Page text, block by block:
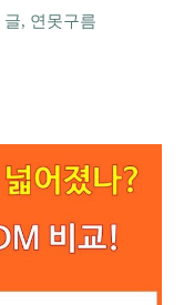
글, 연못구름